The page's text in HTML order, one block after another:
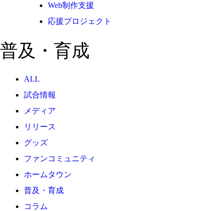
Web制作支援
応援プロジェクト
普及・育成
ALL
試合情報
メディア
リリース
グッズ
ファンコミュニティ
ホームタウン
普及・育成
コラム